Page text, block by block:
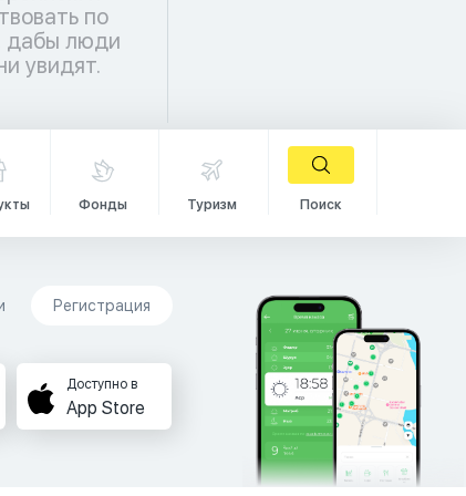
увидят.
Фонды Туризм Поиск
Регистрация
Доступно в
App Store